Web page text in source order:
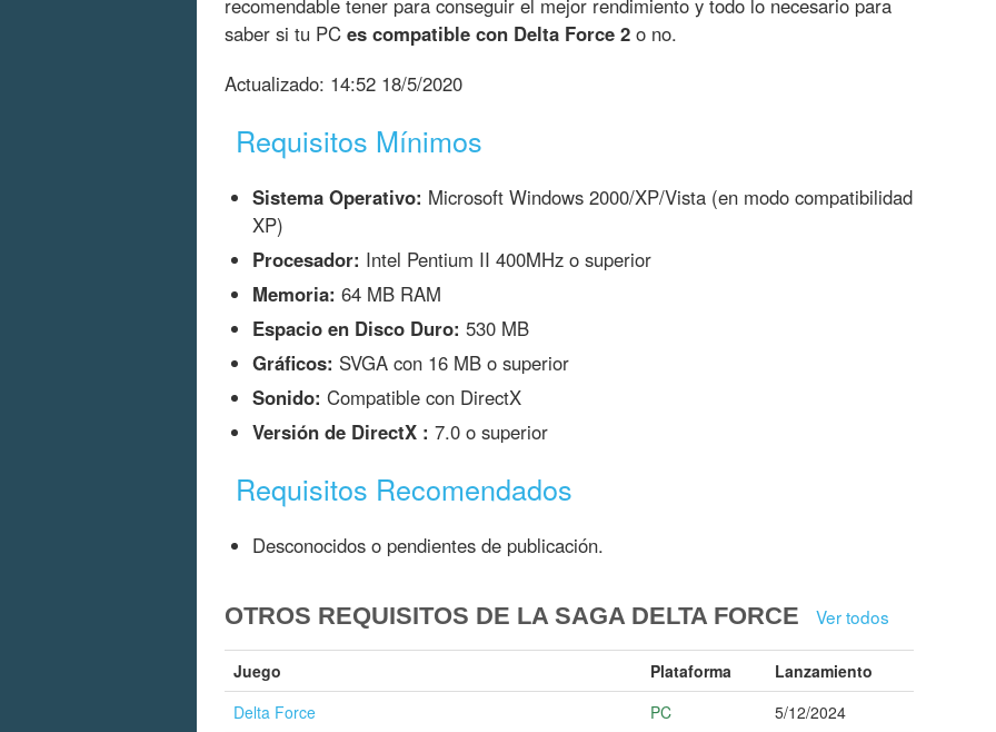
recomendable tener para conseguir el mejor rendimiento y todo lo necesario para
saber si tu PC es compatible con Delta Force 2 o no.
Actualizado: 14:52 18/5/2020
Requisitos Mínimos
Sistema Operativo: Microsoft Windows 2000/XP/Vista (en modo compatibilidad
XP)
Procesador: Intel Pentium II 400MHz o superior
Memoria: 64 MB RAM
Espacio en Disco Duro: 530 MB
Gráficos: SVGA con 16 MB o superior
Sonido: Compatible con DirectX
Versión de DirectX : 7.0 o superior
Requisitos Recomendados
Desconocidos o pendientes de publicación.
OTROS REQUISITOS DE LA SAGA DELTA FORCE Ver todos
Juego Plataforma
Lanzamiento
Delta Force
PC
5/12/2024